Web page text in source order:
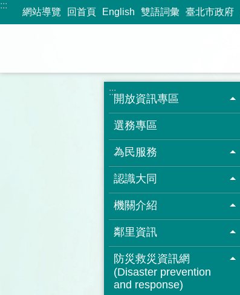
跳到主要內容區塊
:::
網站導覽 回首頁 English 雙語詞彙 臺北市政府
:::
開放資訊專區
選務專區
為民服務
認識大同
機關介紹
鄰里資訊
防災救災資訊網
(Disaster prevention
and response)